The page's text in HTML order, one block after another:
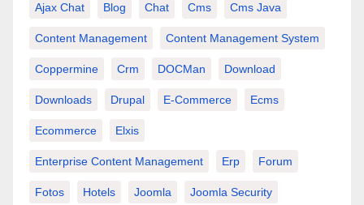
Ajax Chat Blog Chat Cms Cms Java
Content Management Content Management System
Coppermine Crm DOCMan Download
Downloads Drupal E-Commerce Ecms
Ecommerce Elxis
Enterprise Content Management Erp Forum
Fotos Hotels Joomla Joomla Security